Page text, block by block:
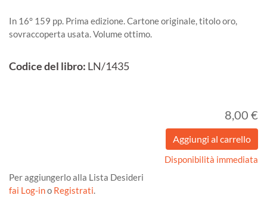
In 16° 159 pp. Prima edizione. Cartone originale, titolo oro,
sovraccoperta usata. Volume ottimo.
Codice del libro: LN/1435
8,00 €
Disponibilità immediata
Per aggiungerlo alla Lista Desideri
fai Log-ino Registrati.